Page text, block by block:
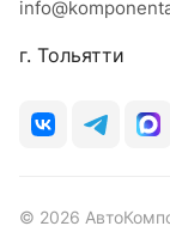
г. Тольятти
© 2026